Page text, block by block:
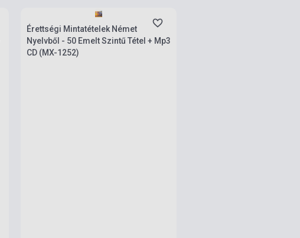
Érettségi Mintatételek Német
Nyelvből - 50 Emelt Szintű Tétel + Mp3
CD (MX-1252)